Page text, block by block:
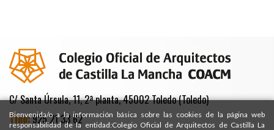
C/ Santa Úrsula, 11, 2ª planta, 45002 Toledo (Toledo)
Tfno:925 21 33 62
Bienvenida/o a la información básica sobre las cookies de la página web
responsabilidad de la entidad:Colegio Oficial de Arquitectos de Castilla La